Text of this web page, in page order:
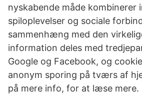
nyskabende måde kombinerer
spiloplevelser og sociale
sammenhæng med den
information deles med
Google og Facebook, og
anonym sporing på tværs af
på mere info, for at læse mere.